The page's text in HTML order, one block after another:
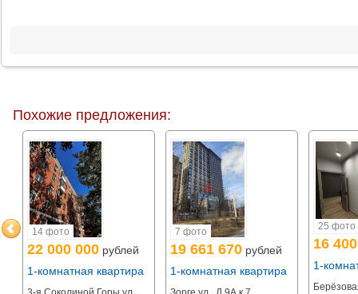
Похожие предложения:
14 фото
22 000 000 рублей
1-комнатная квартира
7 фото
19 661 670 рублей
1-комнатная квартира
25 фото
16
1-